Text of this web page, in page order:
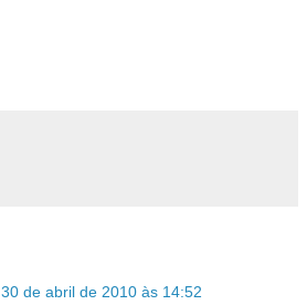
30 de abril de 2010 às 14:52